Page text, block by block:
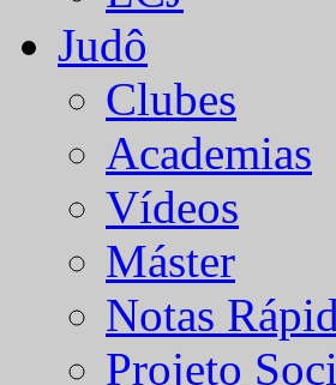
Judô
Clubes
Academias
Vídeos
Máster
Notas
Projeto